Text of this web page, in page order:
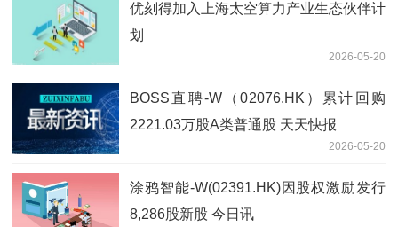
优刻得加入上海太空算力产业生态伙伴计
划
2026-05-20
BOSS直聘-W（02076.HK）累计回购
2221.03万股A类普通股 天天快报
2026-05-20
涂鸦智能-W(02391.HK)因股权激励发行
8,286股新股 今日讯